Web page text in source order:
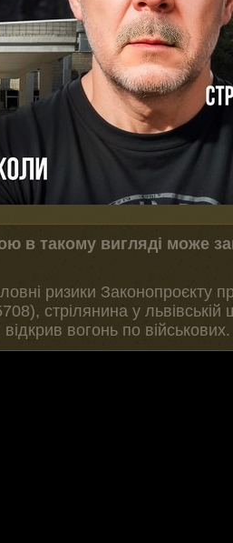
в такому вигляді може
ризики Законопроєкту
стрілянина у львівській
відкрив вогонь по військових.